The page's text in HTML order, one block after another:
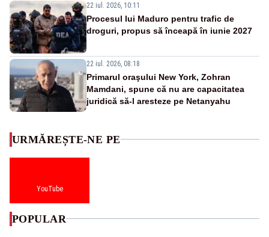
22 iul. 2026, 10:11
Procesul lui Maduro pentru trafic de
droguri, propus să înceapă în iunie 2027
22 iul. 2026, 08:18
Primarul oraşului New York, Zohran
Mamdani, spune că nu are capacitatea
juridică să-l aresteze pe Netanyahu
URMĂREȘTE-NE PE
YouTube
POPULAR